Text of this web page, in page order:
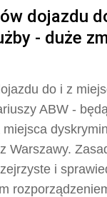
dojazdu
- duże
do i z
ABW -
miejsca
Warszawy.
i